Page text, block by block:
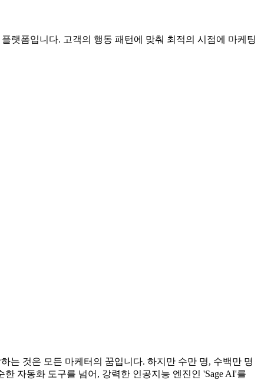
랫폼입니다. 고객의 행동 패턴에 맞춰 최적의 시점에 마케팅
는 것은 모든 마케터의 꿈입니다. 하지만 수만 명, 수백만 명
자동화 도구를 넘어, 강력한 인공지능 엔진인 'Sage AI'를